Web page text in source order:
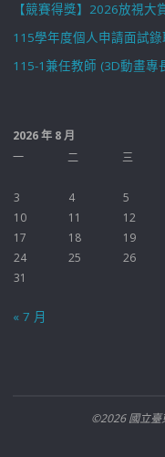
【競賽得獎】2026放視大
115學年度個人申請面試
115-1兼任教師 (3D動畫專
2026 年 8 月
一
二 三
3
4 5
10
11 12
17
18 19
24
25 26
31
« 7 月
©2026 國立臺